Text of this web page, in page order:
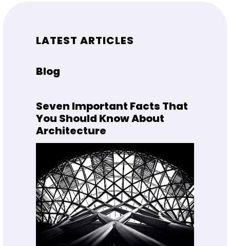
LATEST ARTICLES
Blog
Seven Important Facts That
You Should Know About
Architecture